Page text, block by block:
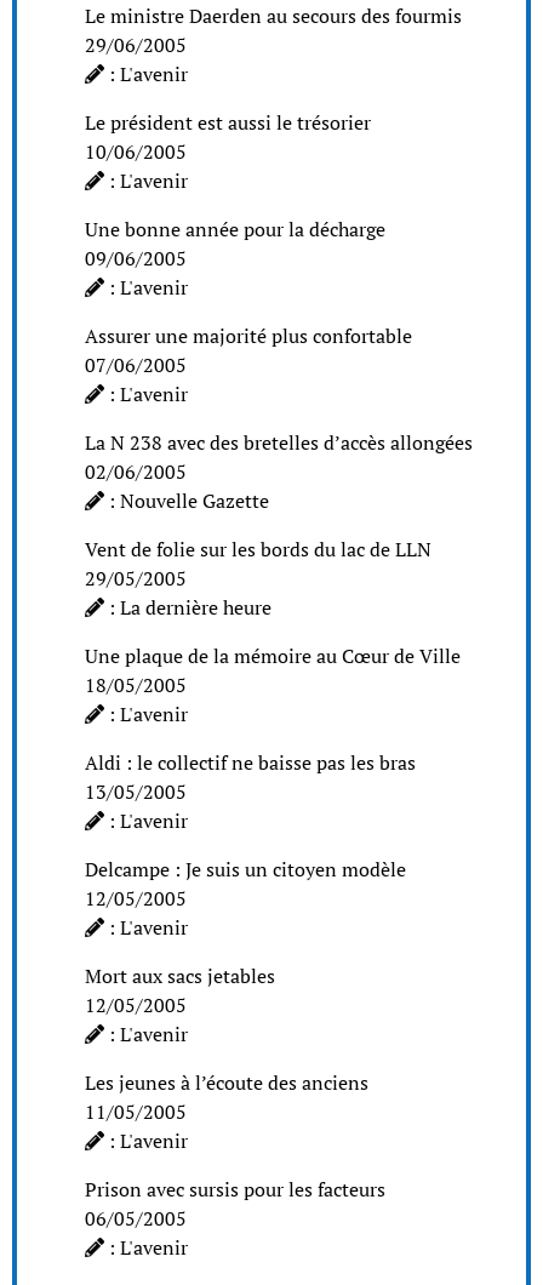
Le ministre Daerden au secours des fourmis
29/06/2005
: L'avenir
Le président est aussi le trésorier
10/06/2005
: L'avenir
Une bonne année pour la décharge
09/06/2005
: L'avenir
Assurer une majorité plus confortable
07/06/2005
: L'avenir
La N 238 avec des bretelles d’accès allongées
02/06/2005
: Nouvelle Gazette
Vent de folie sur les bords du lac de LLN
29/05/2005
: La dernière heure
Une plaque de la mémoire au Cœur de Ville
18/05/2005
: L'avenir
Aldi : le collectif ne baisse pas les bras
13/05/2005
: L'avenir
Delcampe : Je suis un citoyen modèle
12/05/2005
: L'avenir
Mort aux sacs jetables
12/05/2005
: L'avenir
Les jeunes à l’écoute des anciens
11/05/2005
: L'avenir
Prison avec sursis pour les facteurs
06/05/2005
: L'avenir